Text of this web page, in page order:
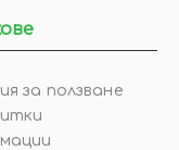
за ползване